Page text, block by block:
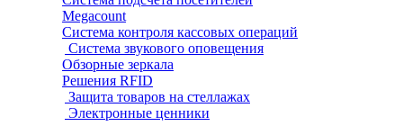
Megacount
Система контроля кассовых операций
Система звукового оповещения
Обзорные зеркала
Решения RFID
Защита товаров на стеллажах
Электронные ценники